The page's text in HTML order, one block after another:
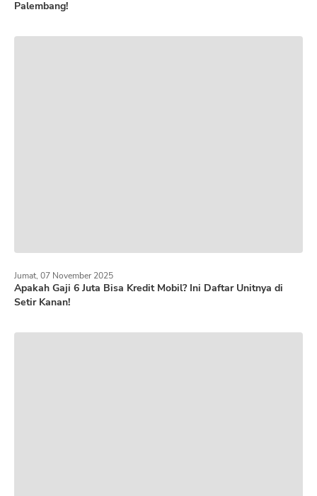
Palembang!
Apakah Gaji 6 Juta Bisa Kredit Mobil? Ini Daftar Unitnya di
Setir Kanan!
Jumat, 07 November 2025